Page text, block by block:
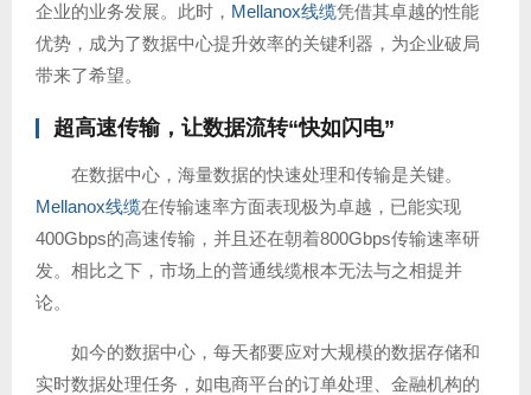
企业的业务发展。此时， Mellanox线缆凭借其卓越的性能
优势，成为了数据中心提升效率的关键利器，为企业破局
带来了希望。
超高速传输，让数据流转“快如闪电”
在数据中心，海量数据的快速处理和传输是关键。
Mellanox线缆在传输速率方面表现极为卓越，已能实现
400Gbps的高速传输，并且还在朝着800Gbps传输速率研
发。相比之下，市场上的普通线缆根本无法与之相提并
论。
如今的数据中心，每天都要应对大规模的数据存储和
实时数据处理任务，如电商平台的订单处理、金融机构的